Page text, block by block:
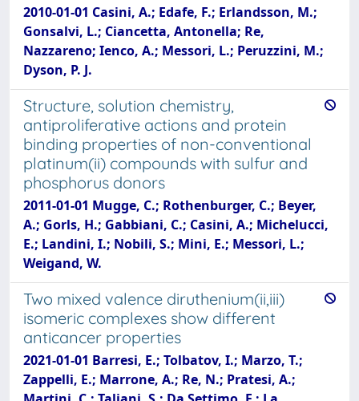
2010-01-01 Casini, A.; Edafe, F.; Erlandsson, M.;
Gonsalvi, L.; Ciancetta, Antonella; Re,
Nazzareno; Ienco, A.; Messori, L.; Peruzzini, M.;
Dyson, P. J.
Structure, solution chemistry,
antiproliferative actions and protein
binding properties of non-conventional
platinum(ii) compounds with sulfur and
phosphorus donors
2011-01-01 Mugge, C.; Rothenburger, C.; Beyer,
A.; Gorls, H.; Gabbiani, C.; Casini, A.; Michelucci,
E.; Landini, I.; Nobili, S.; Mini, E.; Messori, L.;
Weigand, W.
Two mixed valence diruthenium(ii,iii)
isomeric complexes show different
anticancer properties
2021-01-01 Barresi, E.; Tolbatov, I.; Marzo, T.;
Zappelli, E.; Marrone, A.; Re, N.; Pratesi, A.;